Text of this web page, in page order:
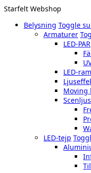
Starfelt Webshop
Belysning Toggle
Armaturer
LED-PAR
LED-
Moving
Scenljus
LED-tejp